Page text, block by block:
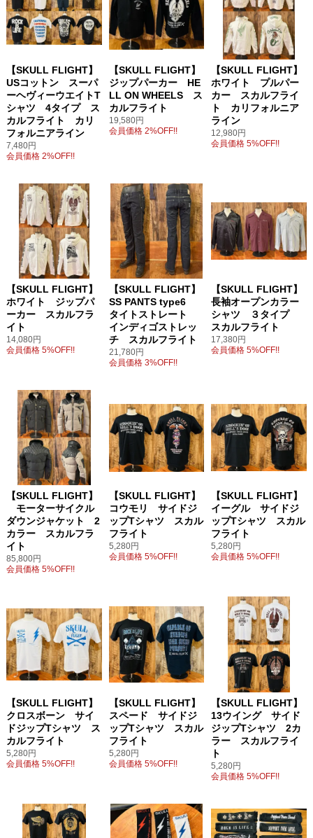
【SKULL FLIGHT】
USコットン スーパ
ーヘヴィーウエイトT
シャツ 4タイプ ス
カルフライト カリ
フォルニアライン
7,480円
会員価格 2%OFF!!
【SKULL FLIGHT】
ジップパーカー HE
LL ON WHEELS ス
カルフライト
19,580円
会員価格 2%OFF!!
【SKULL FLIGHT】
ホワイト プルパー
カー スカルフライ
ト カリフォルニア
ライン
12,980円
会員価格 5%OFF!!
【SKULL FLIGHT】
ホワイト ジップパ
ーカー スカルフラ
イト
14,080円
会員価格 5%OFF!!
【SKULL FLIGHT】
SS PANTS type6
タイトストレート
インディゴストレッ
チ スカルフライト
21,780円
会員価格 3%OFF!!
【SKULL FLIGHT】
長袖オープンカラー
シャツ ３タイプ
スカルフライト
17,380円
会員価格 5%OFF!!
【SKULL FLIGHT】
モーターサイクル
ダウンジャケット 2
カラー スカルフラ
イト
85,800円
会員価格 5%OFF!!
【SKULL FLIGHT】
コウモリ サイドジ
ップTシャツ スカル
フライト
5,280円
会員価格 5%OFF!!
【SKULL FLIGHT】
イーグル サイドジ
ップTシャツ スカル
フライト
5,280円
会員価格 5%OFF!!
【SKULL FLIGHT】
クロスボーン サイ
ドジップTシャツ ス
カルフライト
5,280円
会員価格 5%OFF!!
【SKULL FLIGHT】
スペード サイドジ
ップTシャツ スカル
フライト
5,280円
会員価格 5%OFF!!
【SKULL FLIGHT】
13ウイング サイド
ジップTシャツ 2カ
ラー スカルフライ
ト
5,280円
会員価格 5%OFF!!